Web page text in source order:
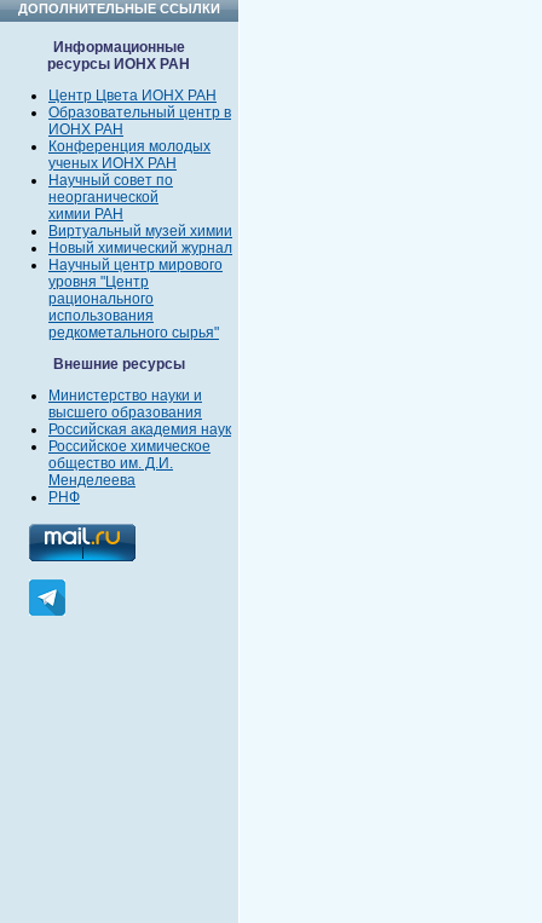
ДОПОЛНИТЕЛЬНЫЕ ССЫЛКИ
Информационные
ресурсы ИОНХ РАН
Центр Цвета ИОНХ РАН
Образовательный центр в
ИОНХ РАН
Конференция молодых
ученых ИОНХ РАН
Научный совет по
неорганической
химии РАН
Виртуальный музей химии
Новый химический журнал
Научный центр мирового
уровня "Центр
рационального
использования
редкометального сырья"
Внешние ресурсы
Министерство науки и
высшего образования
Российская академия наук
Российское химическое
общество им. Д.И.
Менделеева
РНФ